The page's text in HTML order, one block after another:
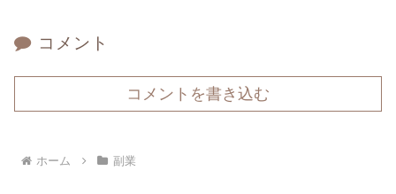
コメント
コメントを書き込む
ホーム 副業